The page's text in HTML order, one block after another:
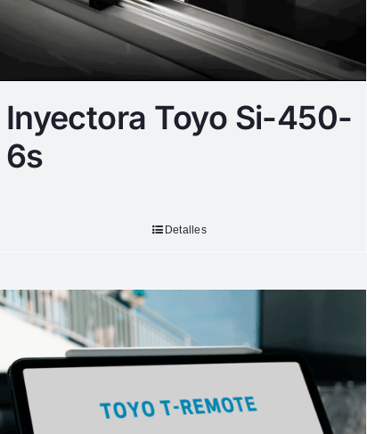
Inyectora Toyo Si-450-
6s
Detalles